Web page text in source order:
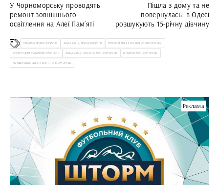
У Чорноморську проводять
ремонт зовнішнього
освітлення на Алеї Пам’яті
Пішла з дому та не
повернулась: в Одесі
розшукують 15-річну дівчину
ЛІКАРНЯ ЧОРНОМОРСЬК АННА ЗАЄЦЬ ЧОРНОМОРСЬК ПРЕЗЕНТАЦІЯ ЛІКАРНЯ ЧОРНОМОРСЬК
ЗУСТРІЧ ДЛЯ МАМ ЧОРНОМОРСЬК АННА ЗАЄЦЬ ЛІКАРНЯ ЧОРНОМОРСЬК НОВИНИ ЧОРНОМОРСЬК
АКУШЕРСЬКЕ ВІДДІЛЕННЯ ЧОРНОМОРСЬК
Реклама